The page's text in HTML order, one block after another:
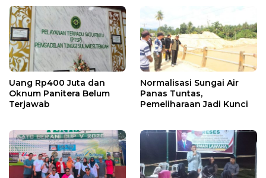
Uang Rp400 Juta dan
Oknum Panitera Belum
Terjawab
Normalisasi Sungai Air
Panas Tuntas,
Pemeliharaan Jadi Kunci